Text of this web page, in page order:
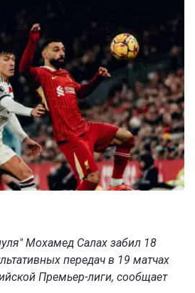
Мохамед Салах забил 18
передач в 19 матчах
Премьер-лиги, сообщает